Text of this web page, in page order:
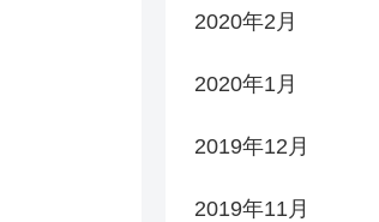
2020年2月
2020年1月
2019年12月
2019年11月